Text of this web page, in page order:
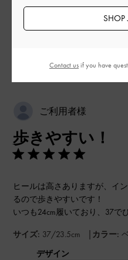
ご利用者様
歩きやすい！
ヒールは高さありますが、イ
るので歩きやすいです！
いつも24cm履いており、37で
サイズ: 37/23.5cm | カラー:
デザイン
SHOP
Contact usif you have